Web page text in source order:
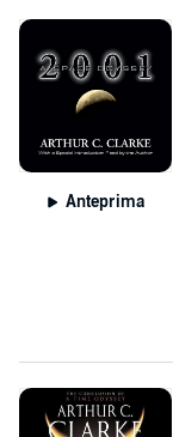
Anteprima